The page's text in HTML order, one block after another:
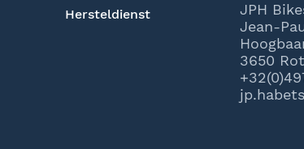
JPH
Jean-
3650
Hersteldienst